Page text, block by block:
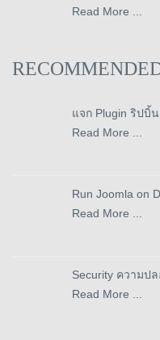
Read More ...
แจก Plugin ริปบิ้
Read More ...
Run Joomla on
Read More ...
Security ความป
Read More ...